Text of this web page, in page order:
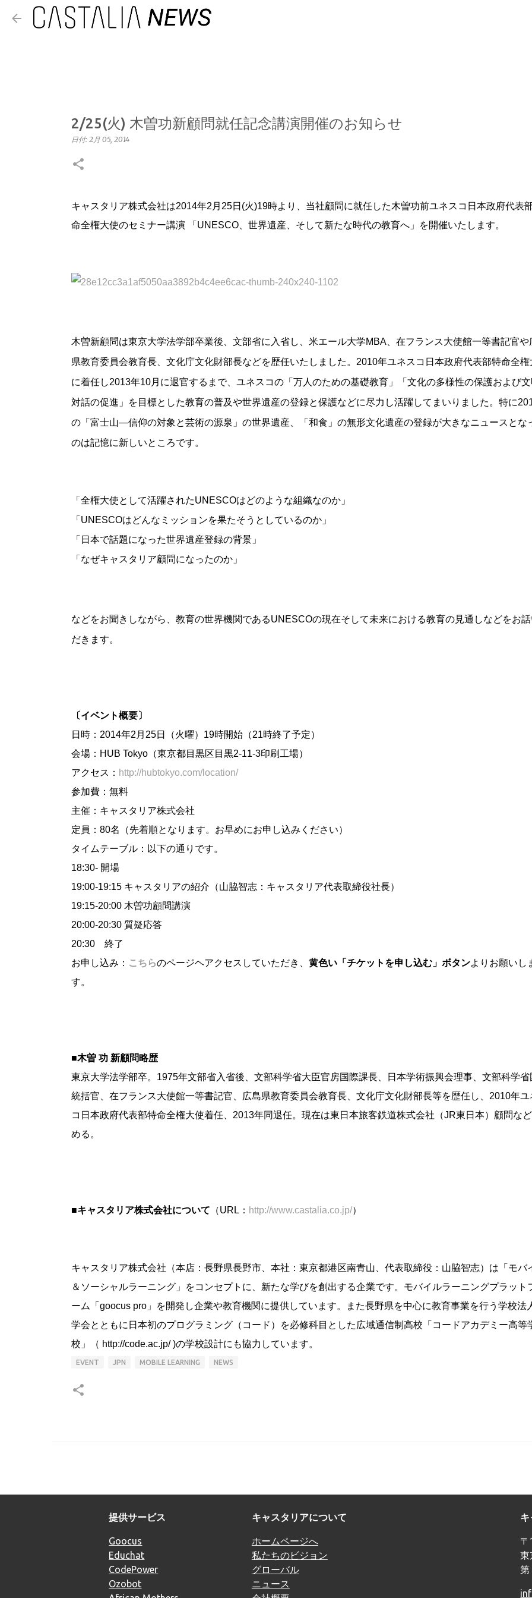
2/25(火) 木曽功新顧問就任記念講演開催のお知らせ
日付: 2月 05, 2014
キャスタリア株式会社は2014年2月25日(火)19時より、当社顧問に就任した木曽功前ユネスコ日本政府代表
命全権大使のセミナー講演「UNESCO、世界遺産、そして新たな時代の教育へ」 を開催いたします。
木曽新顧問は東京大学法学部卒業後、文部省に入省し、米エール大学MBA、在フランス大使館一等書記官や
県教育委員会教育長、文化庁文化財部長などを歴任いたしました。2010年ユネスコ日本政府代表部特命全権
に着任し2013年10月に退官するまで、ユネスコの「万人のための基礎教育」「文化の多様性の保護および
対話の促進」を目標とした教育の普及や世界遺産の登録と保護などに尽力し活躍してまいりました。特に
の「富士山―信仰の対象と芸術の源泉」の世界遺産、「和食」の無形文化遺産の登録が大きなニュースとな
のは記憶に新しいところです。
「全権大使として活躍されたUNESCOはどのような組織なのか」
「UNESCOはどんなミッションを果たそうとしているのか」
「日本で話題になった世界遺産登録の背景」
「なぜキャスタリア顧問になったのか」
などをお聞きしながら、教育の世界機関であるUNESCOの現在そして未来における教育の見通しなどをお
だきます。
〔イベント概要〕
日時：2014年2月25日（火曜）19時開始（21時終了予定）
会場：HUB Tokyo（東京都目黒区目黒2-11-3印刷工場）
アクセス： http://hubtokyo.com/location/
参加費：無料
主催：キャスタリア株式会社
定員：80名（先着順となります。お早めにお申し込みください）
タイムテーブル：以下の通りです。
18:30- 開場
19:00-19:15 キャスタリアの紹介（山脇智志：キャスタリア代表取締役社長）
19:15-20:00 木曽功顧問講演
20:00-20:30 質疑応答
20:30 終了
お申し込み： こちらのページヘアクセスしていただき、 黄色い「チケットを申し込む」ボタンよりお願いし
す。
■木曽 功 新顧問略歴
東京大学法学部卒。1975年文部省入省後、文部科学省大臣官房国際課長、日本学術振興会理事、文部科学省
統括官、在フランス大使館一等書記官、広島県教育委員会教育長、文化庁文化財部長等を歴任し、2010年ユ
コ日本政府代表部特命全権大使着任、2013年同退任。現在は東日本旅客鉄道株式会社（JR東日本）顧問な
める。
■キャスタリア株式会社について （URL： http://www.castalia.co.jp/）
キャスタリア株式会社（本店：長野県長野市、本社：東京都港区南青山、代表取締役：山脇智志）は「モバ
＆ソーシャルラーニング」をコンセプトに、新たな学びを創出する企業です。モバイルラーニングプラット
ーム「goocus pro」を開発し企業や教育機関に提供しています。また長野県を中心に教育事業を行う学校法
学会とともに日本初のプログラミング（コード）を必修科目とした広域通信制高校「コードアカデミー高等
校」（ http://code.ac.jp/ )の学校設計にも協力しています。
EVENT JPN MOBILE LEARNING NEWS
提供サービス
Goocus
Educhat
CodePower
Ozobot
キャスタリアについて
ホームページへ
私たちのビジョン
グローバル
ニュース
キ
東
第